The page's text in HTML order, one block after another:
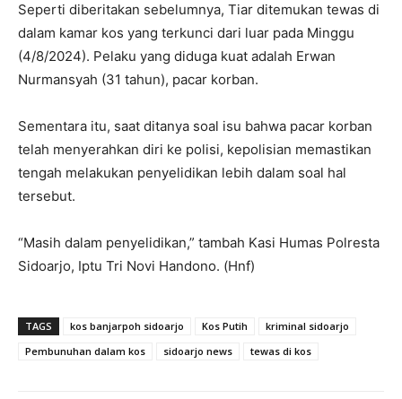
Seperti diberitakan sebelumnya, Tiar ditemukan tewas di
dalam kamar kos yang terkunci dari luar pada Minggu
(4/8/2024). Pelaku yang diduga kuat adalah Erwan
Nurmansyah (31 tahun), pacar korban.
Sementara itu, saat ditanya soal isu bahwa pacar korban
telah menyerahkan diri ke polisi, kepolisian memastikan
tengah melakukan penyelidikan lebih dalam soal hal
tersebut.
“Masih dalam penyelidikan,” tambah Kasi Humas Polresta
Sidoarjo, Iptu Tri Novi Handono. (Hnf)
TAGS kos banjarpoh sidoarjo Kos Putih
kriminal sidoarjo
Pembunuhan dalam kos
sidoarjo news tewas di kos